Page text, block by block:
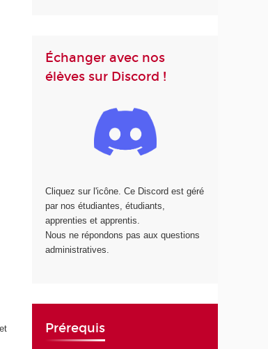
Échanger avec nos
élèves sur Discord !
Cliquez sur l'icône. Ce Discord est géré
par nos étudiantes, étudiants,
apprenties et apprentis.
Nous ne répondons pas aux questions
administratives.
Prérequis